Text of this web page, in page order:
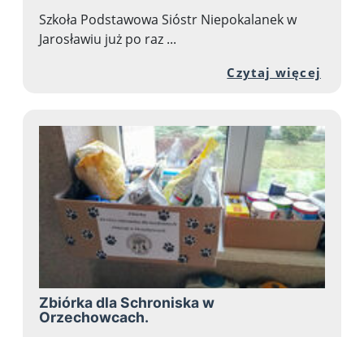
Szkoła Podstawowa Sióstr Niepokalanek w
Jarosławiu już po raz ...
Czytaj więcej
Zbiórka dla Schroniska w
Orzechowcach.